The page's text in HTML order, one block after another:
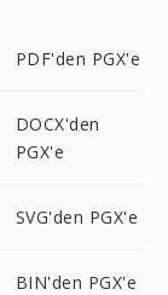
PDF'den PGX'e
DOCX'den
PGX'e
SVG'den PGX'e
BIN'den PGX'e